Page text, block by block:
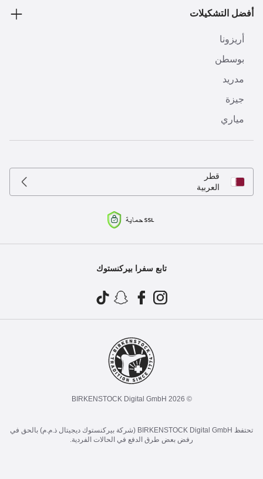
أفضل التشكيلات
أريزونا
بوسطن
مدريد
جيزة
مياري
قطر
العربية
تابع سفرا بيركنستوك
© 2026 BIRKENSTOCK Digital GmbH
تحتفظ BIRKENSTOCK Digital GmbH (شركة بيركنستوك ديجيتال ذ.م.م) بالحق في
رفض بعض طرق الدفع في الحالات الفردية.